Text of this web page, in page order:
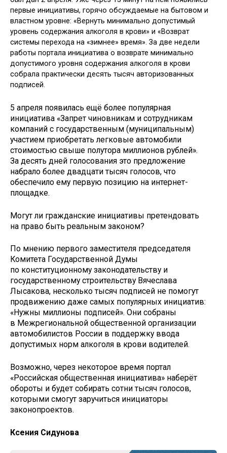
первые инициативы, горячо обсуждаемые на бытовом и
властном уровне: «Вернуть минимально допустимый
уровень содержания алкоголя в крови» и «Возврат
системы перехода на «зимнее» время». За две недели
работы портала инициатива о возврате минимально
допустимого уровня содержания алкоголя в крови
собрала практически десять тысяч авторизованных
подписей.
5 апреля появилась ещё более популярная
инициатива «Запрет чиновникам и сотрудникам
компаний с государственным (муниципальным)
участием приобретать легковые автомобили
стоимостью свыше полутора миллионов рублей».
За десять дней голосования это предложение
набрало более двадцати тысяч голосов, что
обеспечило ему первую позицию на интернет-
площадке.
Могут ли гражданские инициативы претендовать
на право быть реальным законом?
По мнению первого заместителя председателя
Комитета Государственной Думы
по конституционному законодательству и
государственному строительству Вячеслава
Лысакова, несколько тысяч подписей не помогут
продвижению даже самых популярных инициатив:
«Нужны миллионы подписей». Они собраны
в Межрегиональной общественной организации
автомобилистов России в поддержку ввода
допустимых норм алкоголя в крови водителей.
Возможно, через некоторое время портал
«Российская общественная инициатива» наберёт
обороты и будет собирать сотни тысяч голосов,
которыми смогут заручиться инициаторы
законопроектов.
Ксения Сидунова